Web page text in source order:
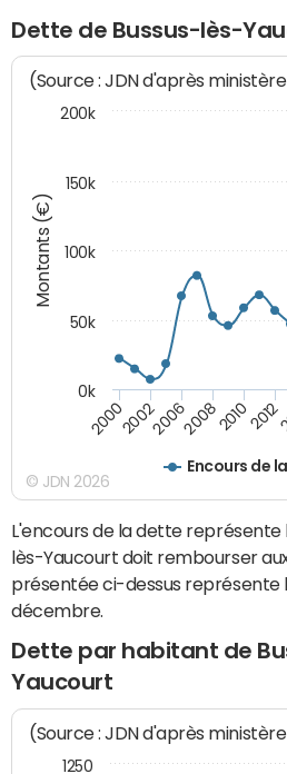
Dette de Bussus-lès-
Montants (€)
(Source : JDN d'après
Encours de
200020022006200820102012
0k
50k
100k
150k
200k
© JDN 2026
L'encours de la dette représente
lès-Yaucourt doit rembourser
présentée ci-dessus représente
décembre.
Dette par habitant de
Yaucourt
(Source : JDN d'après
1250